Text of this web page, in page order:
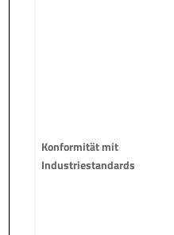
Konformität mit
Industriestandards